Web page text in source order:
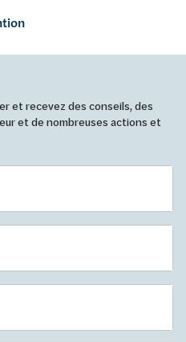
et recevez des conseils, des
et de nombreuses actions et